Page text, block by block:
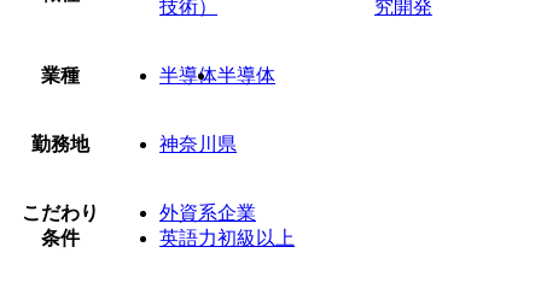
技術）
究開発
業種 半導体半導体
勤務地 神奈川県
こだわり
条件
外資系企業
英語力初級以上